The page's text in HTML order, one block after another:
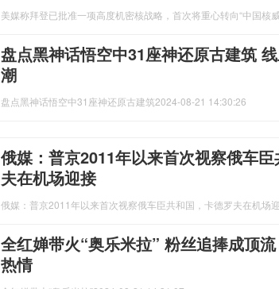
美媒称拜登已批准一项高度机密核战略，首次将重心转向“中国核
盘点黑神话悟空中31座神还原古建筑
潮
盘点黑神话悟空中31座神还原古建筑2024-08-21 14:30:26
俄媒：普京2011年以来首次视察俄车
夫在机场迎接
俄媒：普京2011年以来首次视察俄车臣共和国，卡德罗夫在机场
全红婵带火“奥乐米拉” 粉丝追捧成顶
热情